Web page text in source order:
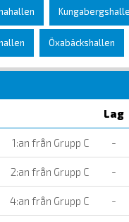
Öxabäckshallen
Lag
1:an från Grupp C -
2:an från Grupp C -
4:an från Grupp C -